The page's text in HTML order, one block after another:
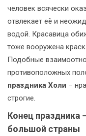
человек всячески
отвлекает её и
водой. Красавица
тоже вооружена
Подобные
противоположных
праздника Холи –
строгие.
Конец праздника
большой страны